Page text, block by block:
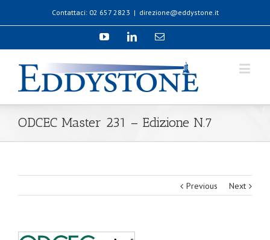
Contattaci: 02 657 2823 | direzione@eddystone.it
ODCEC Master 231 – Edizione N.7
Previous Next